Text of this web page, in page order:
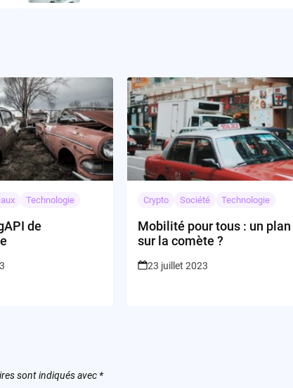
Technologie
de
Crypto Société Technologie
Mobilité pour tous : un plan
sur la comète ?
23 juillet 2023
sont indiqués avec *